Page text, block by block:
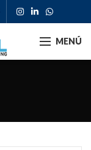
MENÚ